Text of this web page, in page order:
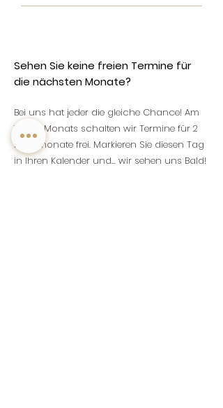
Sehen Sie keine freien Termine für
die nächsten Monate?
Bei uns hat jeder die gleiche Chance! Am
15. des Monats schalten wir Termine für 2
Folgemonate frei. Markieren Sie diesen Tag
in Ihren Kalender und... wir sehen uns Bald!